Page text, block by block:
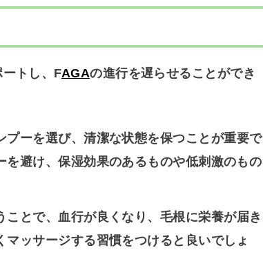
トし、FAGAの進行を遅らせることができ
プーを選び、清潔な状態を保つことが重要で
避け、保湿効果のあるものや低刺激のもの
ことで、血行が良くなり、毛根に栄養が届き
ッサージする習慣をつけると良いでしょ